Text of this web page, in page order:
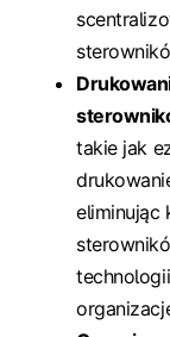
takie jak
eliminując